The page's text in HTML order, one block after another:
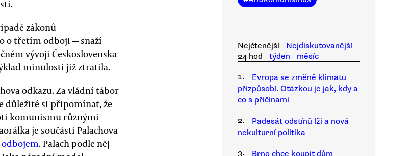
zákonů
o třetím odboji — snaží
vývoji Československa
minulosti již ztratila.
odkazu. Za vládní tábor
důležité si připomínat, že
komunismu různými
je součástí Palachova
. Palach podle něj
Nejčtenější
Nejdiskutovanější
24 hod
týden
měsíc
1.
Evropa se změně klimatu
přizpůsobí. Otázkou je jak, kdy a
co s příčinami
2.
Padesát odstínů lži a nová
nekulturní politika
3.
Brno chce koupit dům